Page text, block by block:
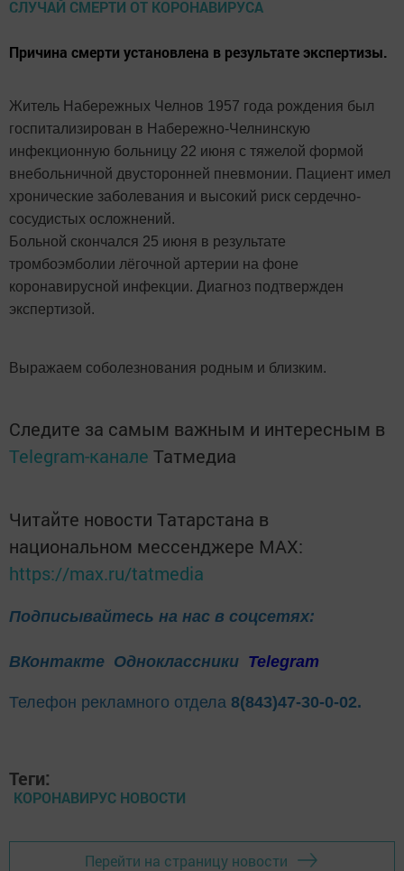
Причина смерти установлена в результате экспертизы.
Житель Набережных Челнов 1957 года рождения был
госпитализирован в Набережно-Челнинскую
инфекционную больницу 22 июня с тяжелой формой
внебольничной двусторонней пневмонии. Пациент имел
хронические заболевания и высокий риск сердечно-
сосудистых осложнений.
Больной скончался 25 июня в результате
тромбоэмболии лёгочной артерии на фоне
коронавирусной инфекции. Диагноз подтвержден
экспертизой.
Выражаем соболезнования родным и близким.
Следите за самым важным и интересным в
Telegram-канале Татмедиа
Читайте новости Татарстана в
национальном мессенджере MАХ:
https://max.ru/tatmedia
Подписывайтесь на нас в соцсетях:
ВКонтакте Одноклассники Telegram
Телефон рекламного отдела 8(843)47-30-0-02.
Теги:
КОРОНАВИРУС НОВОСТИ
Перейти на страницу новости